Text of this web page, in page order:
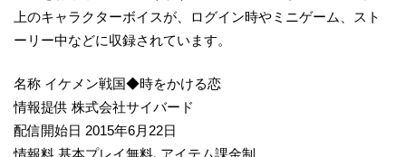
上のキャラクターボイスが、ログイン時やミニゲーム、スト
ーリー中などに収録されています。
名称 イケメン戦国◆時をかける恋
情報提供 株式会社サイバード
配信開始日 2015年6月22日